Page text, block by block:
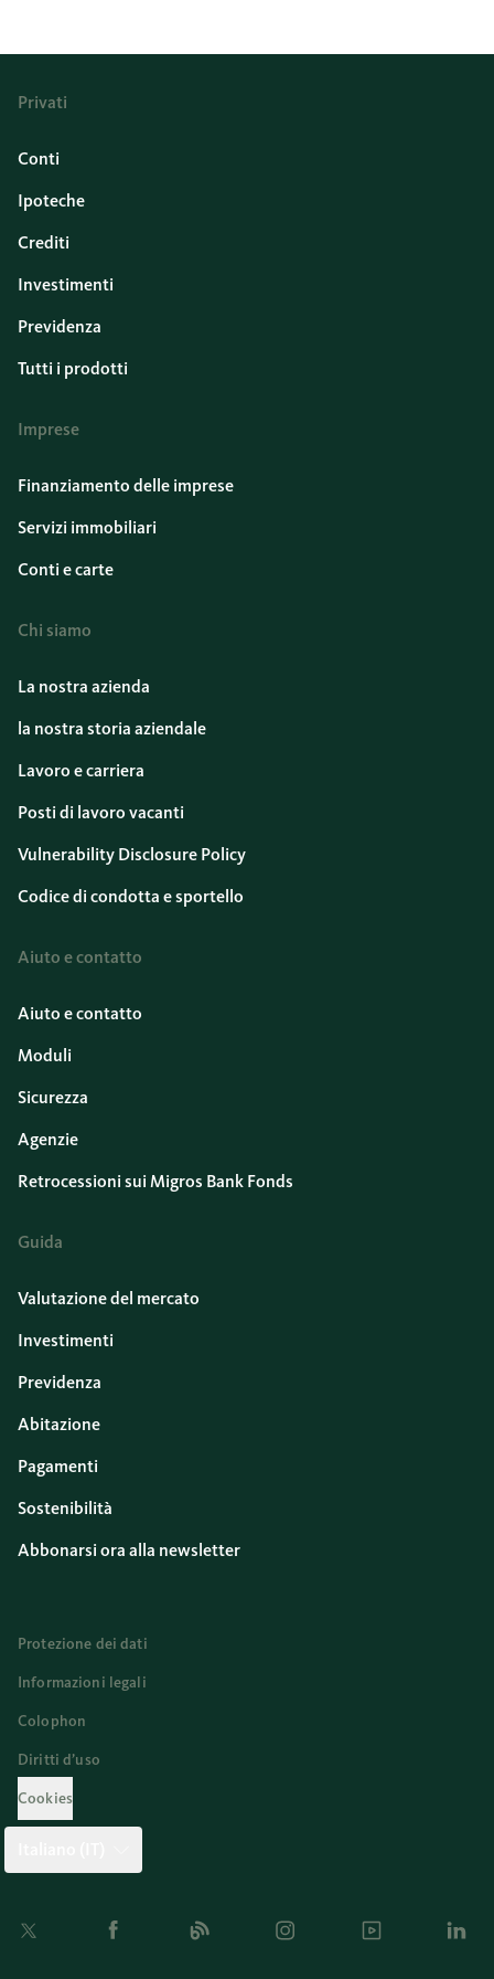
Privati
Conti
Ipoteche
Crediti
Investimenti
Previdenza
Tutti i prodotti
Imprese
Finanziamento delle imprese
Servizi immobiliari
Conti e carte
Chi siamo
La nostra azienda
la nostra storia aziendale
Lavoro e carriera
Posti di lavoro vacanti
Vulnerability Disclosure Policy
Codice di condotta e sportello
Aiuto e contatto
Aiuto e contatto
Moduli
Sicurezza
Agenzie
Retrocessioni sui Migros Bank Fonds
Guida
Valutazione del mercato
Investimenti
Previdenza
Abitazione
Pagamenti
Sostenibilità
Abbonarsi ora alla newsletter
Protezione dei dati
Informazioni legali
Colophon
Diritti d’uso
Cookies
Twitter Facebook Blog Instagram Youtube